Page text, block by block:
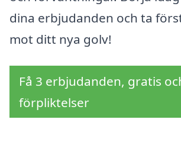
dina erbjudanden och ta
mot ditt nya golv!
Få 3 erbjudanden, gratis
förpliktelser